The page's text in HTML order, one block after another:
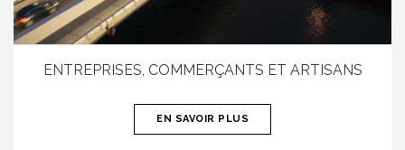
ENTREPRISES, COMMERÇANTS ET ARTISANS
EN SAVOIR PLUS